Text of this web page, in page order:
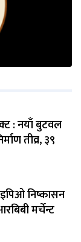
: नयाँ बुटवल
तीव्र, ३९
निष्कासन
मर्चेन्ट